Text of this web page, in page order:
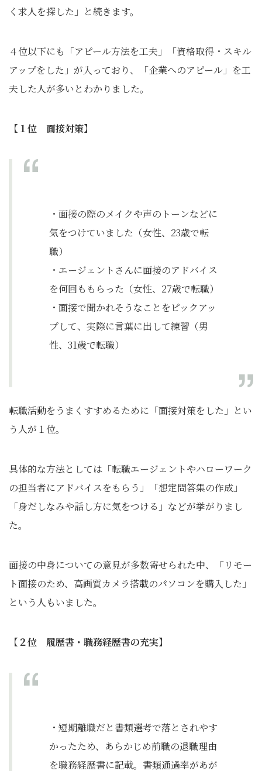
く求人を探した」と続きます。
４位以下にも「アピール方法を工夫」「資格取得・スキル
アップをした」が入っており、「企業へのアピール」を工
夫した人が多いとわかりました。
【１位 面接対策】
・面接の際のメイクや声のトーンなどに
気をつけていました（女性、23歳で転
職）
・エージェントさんに面接のアドバイス
を何回ももらった（女性、27歳で転職）
・面接で聞かれそうなことをピックアッ
プして、実際に言葉に出して練習（男
性、31歳で転職）
転職活動をうまくすすめるために「面接対策をした」とい
う人が１位。
具体的な方法としては「転職エージェントやハローワーク
の担当者にアドバイスをもらう」「想定問答集の作成」
「身だしなみや話し方に気をつける」などが挙がりまし
た。
面接の中身についての意見が多数寄せられた中、「リモー
ト面接のため、高画質カメラ搭載のパソコンを購入した」
という人もいました。
【２位 履歴書・職務経歴書の充実】
・短期離職だと書類選考で落とされやす
かったため、あらかじめ前職の退職理由
を職務経歴書に記載。書類通過率があが